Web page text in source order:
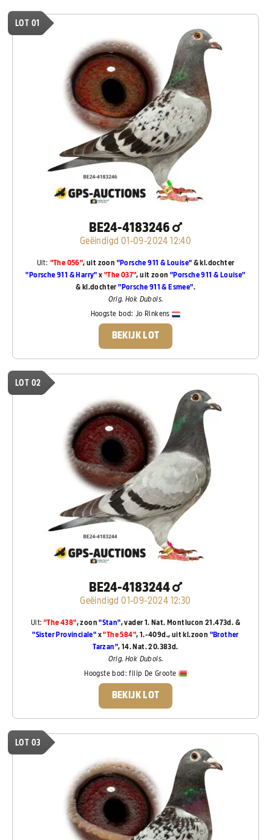
LOT 01
BE24-4183246
Geëindigd 01-09-2024 12:40
Uit: "The 056", uit zoon "Porsche 911 & Louise" & kl.dochter
"Porsche 911 & Harry" x "The 037", uit zoon "Porsche 911 & Louise"
& kl.dochter"Porsche 911 & Esmee".
Orig. Hok Dubois.
Hoogste bod: Jo Rinkens
BEKIJK LOT
LOT 02
BE24-4183244
Geëindigd 01-09-2024 12:30
Uit: "The 438", zoon"Stan", vader 1. Nat. Montlucon 21.473d. &
"Sister Provinciale" x"The 584", 1.-409d., uit kl.zoon "Brother
Tarzan", 14. Nat. 20.383d.
Orig. Hok Dubois.
Hoogste bod:filip De Groote
BEKIJK LOT
LOT 03